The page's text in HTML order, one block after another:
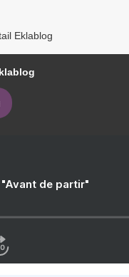
Eklablog
de partir"